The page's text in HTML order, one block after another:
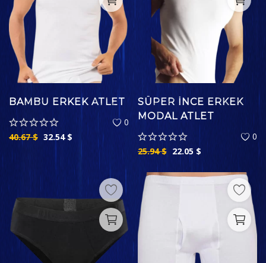
BAMBU ERKEK ATLET
0
40.67$ 32.54 $
SÜPER İNCE ERKEK
MODAL ATLET
0
25.94$ 22.05 $